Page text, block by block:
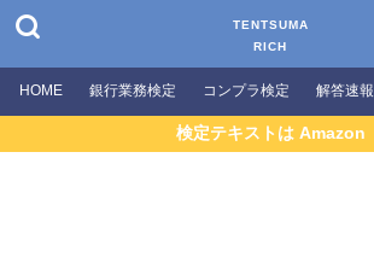
TENTSUMA
RICH
HOME 銀行業務検定 コンプラ検定 解答速報
検定テキストは Amazon